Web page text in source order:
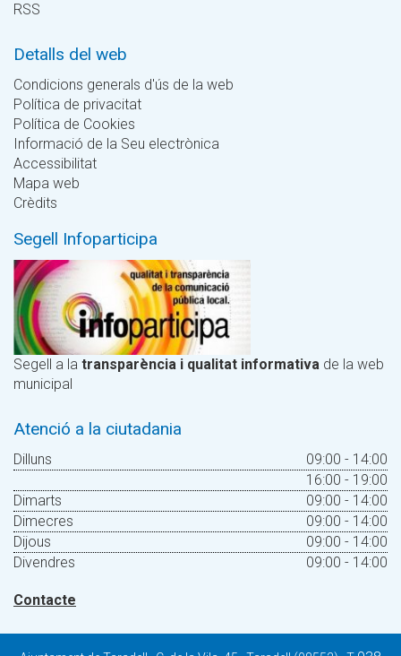
RSS
Detalls del web
Condicions generals d'ús de la web
Política de privacitat
Política de Cookies
Informació de la Seu electrònica
Accessibilitat
Mapa web
Crèdits
Segell Infoparticipa
Segell a la transparència i qualitat informativa de la web
municipal
Atenció a la ciutadania
Dilluns
09:00 - 14:00
16:00 - 19:00
Dimarts
09:00 - 14:00
Dimecres
09:00 - 14:00
Dijous
09:00 - 14:00
Divendres
09:00 - 14:00
Contacte